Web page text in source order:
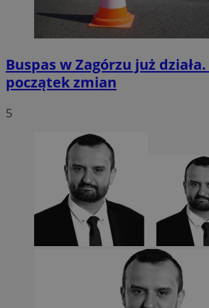
Buspas w Zagórzu już
początek zmian
5